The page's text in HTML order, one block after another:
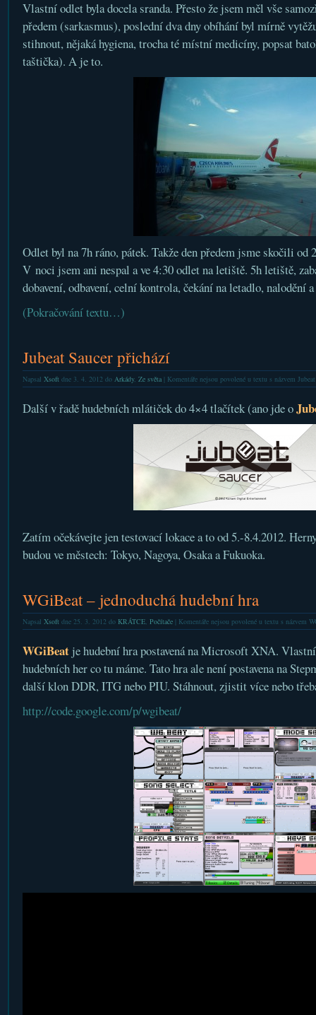
Vlastní odlet byla docela sranda. Přesto že jsem měl vše
předem (sarkasmus), poslední dva dny obíhání byl mírně
stihnout, nějaká hygiena, trocha té místní medicíny, popsat
taštička). A je to.
Odlet byl na 7h ráno, pátek. Takže den předem jsme skočili od
V noci jsem ani nespal a ve 4:30 odlet na letiště. 5h letiště,
dobavení, odbavení, celní kontrola, čekání na letadlo, nalodění
(Pokračování textu…)
Jubeat Saucer přichází
Napsal Xsoftdne 3. 4. 2012 do Arkády, Ze světa| Komentáře nejsou povolenéu textu s názvem
Další v řadě hudebních mlátiček do 4×4 tlačítek (ano jde o
Zatím očekávejte jen testovací lokace a to od 5.-8.4.2012.
budou ve městech: Tokyo, Nagoya, Osaka a Fukuoka.
WGiBeat – jednoduchá hudební hra
Napsal Xsoftdne 25. 3. 2012 do KRÁTCE, Počítače| Komentáře nejsou povolenéu textu s názvem
WGiBeatje hudební hra postavená na Microsoft XNA.
hudebních her co tu máme. Tato hra ale není postavena na
další klon DDR, ITG nebo PIU. Stáhnout, zjistit více nebo
http://code.google.com/p/wgibeat/